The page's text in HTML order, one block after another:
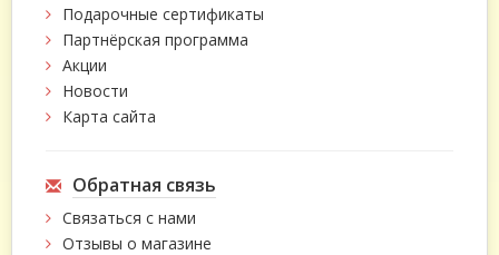
Подарочные сертификаты
Партнёрская программа
Акции
Новости
Карта сайта
Обратная связь
Связаться с нами
Отзывы о магазине